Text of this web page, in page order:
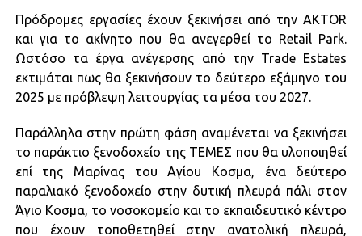
Πρόδρομες εργασίες έχουν ξεκινήσει από την AKTOR
και για το ακίνητο που θα ανεγερθεί το Retail Park.
Ωστόσο τα έργα ανέγερσης από την Trade Estates
εκτιμάται πως θα ξεκινήσουν το δεύτερο εξάμηνο του
2025 με πρόβλεψη λειτουργίας τα μέσα του 2027.
Παράλληλα στην πρώτη φάση αναμένεται να ξεκινήσει
το παράκτιο ξενοδοχείο της ΤΕΜΕΣ που θα υλοποιηθεί
επί της Μαρίνας του Αγίου Κοσμα, ένα δεύτερο
παραλιακό ξενοδοχείο στην δυτική πλευρά πάλι στον
Άγιο Κοσμα, το νοσοκομείο και το εκπαιδευτικό κέντρο
που έχουν τοποθετηθεί στην ανατολική πλευρά,